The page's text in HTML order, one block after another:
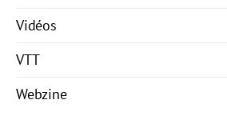
Vidéos
VTT
Webzine